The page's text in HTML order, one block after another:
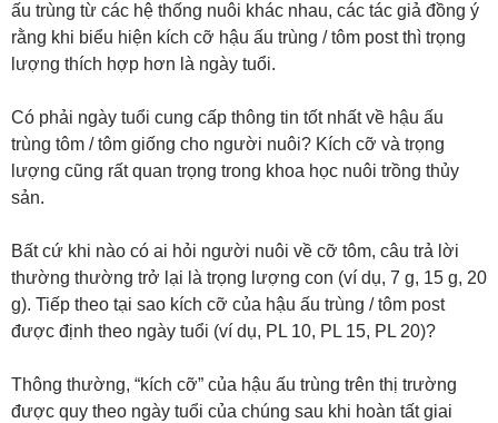
ấu trùng từ các hệ thống nuôi khác nhau, các tác giả đồng ý
rằng khi biểu hiện kích cỡ hậu ấu trùng / tôm post thì trọng
lượng thích hợp hơn là ngày tuổi.
Có phải ngày tuổi cung cấp thông tin tốt nhất về hậu ấu
trùng tôm / tôm giống cho người nuôi? Kích cỡ và trọng
lượng cũng rất quan trọng trong khoa học nuôi trồng thủy
sản.
Bất cứ khi nào có ai hỏi người nuôi về cỡ tôm, câu trả lời
thường thường trở lại là trọng lượng con (ví dụ, 7 g, 15 g, 20
g). Tiếp theo tại sao kích cỡ của hậu ấu trùng / tôm post
được định theo ngày tuổi (ví dụ, PL 10, PL 15, PL 20)?
Thông thường, “kích cỡ” của hậu ấu trùng trên thị trường
được quy theo ngày tuổi của chúng sau khi hoàn tất giai